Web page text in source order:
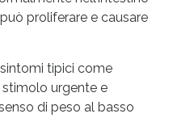
proliferare e causare
tipici come
stimolo urgente e
di peso al basso